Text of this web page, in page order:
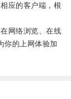
应的客户端，根
网络浏览、在线
你的上网体验加